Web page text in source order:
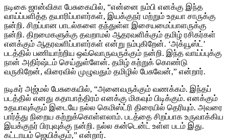
நடிகை ஜான்விகா பேசுகையில், “என்னை நம்பி எனக்கு இந்த
வாய்ப்பளித்த தயாரிப்பாளர்கள், இயக்குநர் மற்றும் உதயா சாருக்கு
நன்றி. சிறப்பான பாடல்களை தந்துள்ள இசையமைப்பாளருக்கு
நன்றி. திறமைகளுக்கு தவறாமல் ஆதரவளிக்கும் தமிழ் ரசிகர்கள்
எனக்கும் ஆதரவளிப்பாளர்கள் என்று நம்புகிறேன். ‘அக்யூஸ்ட்’
படத்தில் பணியாற்றிய ஒவ்வொருவருக்கும் நன்றி. இந்த வாய்ப்புக்கு
நான் அதிர்ஷ்டம் செய்துள்ளேன். தமிழ் கற்றுக் கொண்டு
வருகிறேன், விரைவில் முழுவதும் தமிழில் பேசுவேன்,” என்றார்.
நடிகர் அஜ்மல் பேசுகையில், “அனைவருக்கும் வணக்கம். இந்தப்
படத்தில் எனது கதாபாத்திரம் எனக்கு மிகவும் பிடிக்கும். எனக்கும்
உதயாவுக்கும் இடையே நல்ல கெமிஸ்ட்ரி திரையில் தெரியும். அவரை
பார்த்து நிறைய கற்றுக்கொள்ளலாம். படத்தை சிறப்பாக உருவாக்கிய
இயக்குநர் பிரபுவுக்கு நன்றி. நல்ல கன்டென்ட் உள்ள படம் இது.
கட்டாயம் ஜெயிக்கும்,” என்றார்.